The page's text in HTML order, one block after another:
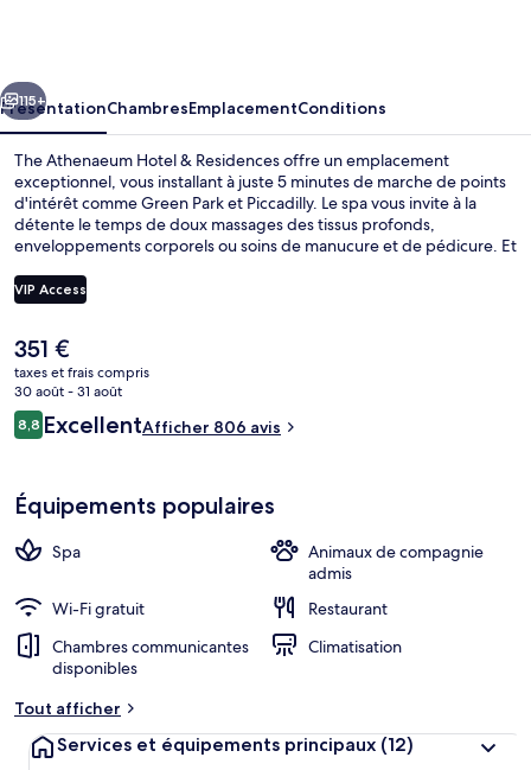
Residences
Suivant
115+
PrésentationChambresEmplacementConditions
The Athenaeum Hotel & Residences offre un emplacement
exceptionnel, vous installant à juste 5 minutes de marche de points
d'intérêt comme Green Park et Piccadilly. Le spa vous invite à la
détente le temps de doux massages des tissus profonds,
enveloppements corporels ou soins de manucure et de pédicure. Et
servies à l'établissement 116, qui est ouvert à l'heure du petit
déjeuner, du déjeuner et du dîner. Cet hôtel de luxe abrite en outre
autres voyageurs ne disent que du bien en ce qui concerne le
personnel attentionné. Les transports publics se situent à une
courte distance à pied : Station de métro Green Park est à 5 min et
Station de métro Hyde Park Corner, à 5 min.
VIP Access
Le
prix
actuel
est
de
351 €
taxes et frais compris
30 août - 31 août
Avis
voyageurs
8,88,8 sur 10
ExcellentAfficher 806 avis
Équipements populaires
Spa
Animaux de compagnie
admis
Wi-Fi gratuit
Restaurant
Chambres communicantes
disponibles
Climatisation
Tout afficher
Services et équipements principaux (12)